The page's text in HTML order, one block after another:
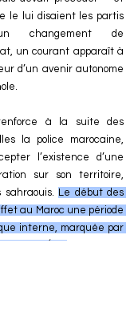
le lui disaient les partis
changement de
un courant apparaît à
d’un avenir autonome
à la suite des
la police marocaine,
l’existence d’une
sur son territoire,
Le début des
au Maroc une période
interne, marquée par